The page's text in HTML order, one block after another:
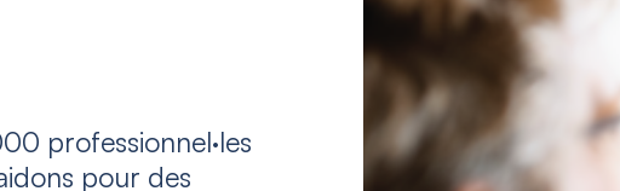
professionnel·les
pour des